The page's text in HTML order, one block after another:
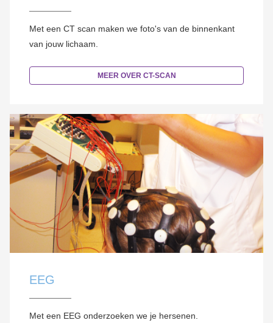
Met een CT scan maken we foto's van de binnenkant
van jouw lichaam.
MEER OVER CT-SCAN
EEG
Met een EEG onderzoeken we je hersenen.